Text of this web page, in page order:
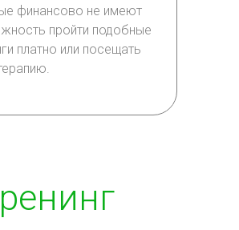
финансово не имеют
пройти подобные
платно или посещать